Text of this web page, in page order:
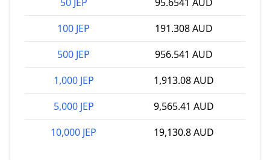
100 JEP
191.308 AUD
500 JEP
956.541 AUD
1,000 JEP
1,913.08 AUD
5,000 JEP
9,565.41 AUD
10,000 JEP
19,130.8 AUD